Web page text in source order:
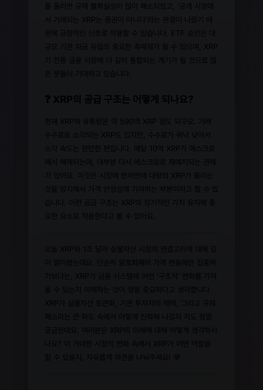
를 둘러싼 규제 불확실성이 많이 해소되었고, '공개 시장에
서 거래되는 XRP는 증권이 아니다'라는 판결이 나왔기 때
문에 긍정적인 신호로 작용할 수 있습니다. ETF 승인은 대
규모 기관 자금 유입의 중요한 촉매제가 될 수 있으며, XRP
가 전통 금융 시장에 더 깊이 통합되는 계기가 될 것으로 많
은 분들이 기대하고 있습니다.
❓ XRP의 공급 구조는 어떻게 되나요?
현재 XRP의 유통량은 약 590억 XRP 정도 되구요. 거래
수수료로 소각되는 XRP도 있지만, 수수료가 워낙 낮아서